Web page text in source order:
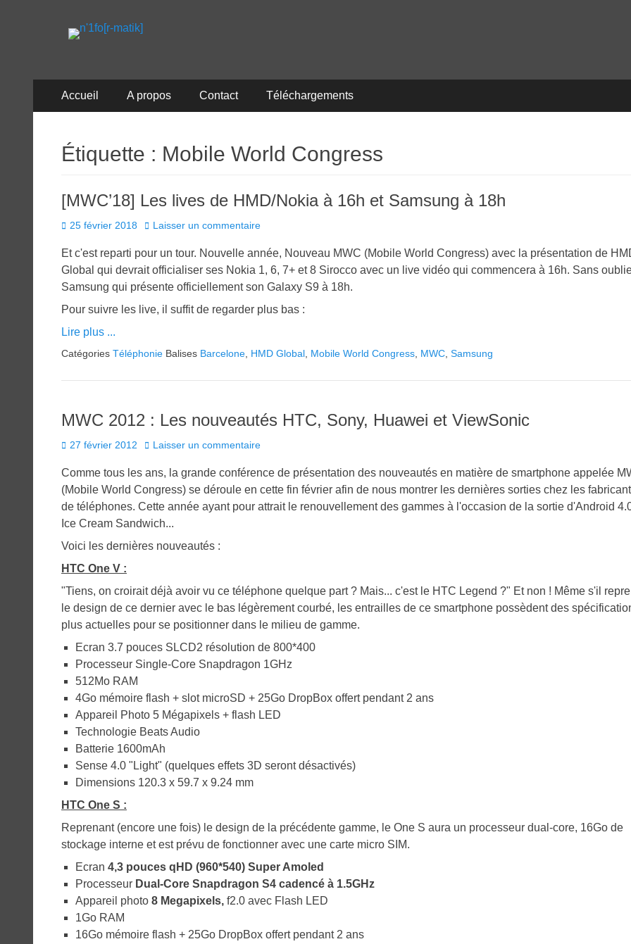
n'1fo[r-matik]
Pour les nymphos d'infos en info…
Menu
principal
Accueil A propos Contact Téléchargements
Étiquette : Mobile World Congress
[MWC’18] Les lives de HMD/Nokia à 16h et Samsung à 18h
Posted
25 février 2018 Laisser un commentaire
Et c'est reparti pour un tour. Nouvelle année, Nouveau MWC (Mobile World Congress) avec la présentation de
Global qui devrait officialiser ses Nokia 1, 6, 7+ et 8 Sirocco avec un live vidéo qui commencera à 16h. Sans
Samsung qui présente officiellement son Galaxy S9 à 18h.
Pour suivre les live, il suffit de regarder plus bas :
Lire plus ...
Catégories Téléphonie Balises Barcelone HMD Global Mobile World Congress MWC Samsung
MWC 2012 : Les nouveautés HTC, Sony, Huawei et ViewSonic
Posted
27 février 2012 Laisser un commentaire
Comme tous les ans, la grande conférence de présentation des nouveautés en matière de smartphone appelée
(Mobile World Congress) se déroule en cette fin février afin de nous montrer les dernières sorties chez les
de téléphones. Cette année ayant pour attrait le renouvellement des gammes à l'occasion de la sortie d'Android
Ice Cream Sandwich...
Voici les dernières nouveautés :
HTC One V :
"Tiens, on croirait déjà avoir vu ce téléphone quelque part ? Mais... c'est le HTC Legend ?" Et non ! Même s'il
le design de ce dernier avec le bas légèrement courbé, les entrailles de ce smartphone possèdent des
plus actuelles pour se positionner dans le milieu de gamme.
Ecran 3.7 pouces SLCD2 résolution de 800*400
Processeur Single-Core Snapdragon 1GHz
512Mo RAM
4Go mémoire flash + slot microSD + 25Go DropBox offert pendant 2 ans
Appareil Photo 5 Mégapixels + flash LED
Technologie Beats Audio
Batterie 1600mAh
Sense 4.0 "Light" (quelques effets 3D seront désactivés)
Dimensions 120.3 x 59.7 x 9.24 mm
HTC One S :
Reprenant (encore une fois) le design de la précédente gamme, le One S aura un processeur dual-core, 16Go de
stockage interne et est prévu de fonctionner avec une carte micro SIM.
Ecran 4,3 pouces qHD (960*540) Super Amoled
Processeur Dual-Core Snapdragon S4 cadencé à 1.5GHz
Appareil photo 8 Megapixels, f2.0 avec Flash LED
1Go RAM
16Go mémoire flash + 25Go DropBox offert pendant 2 ans